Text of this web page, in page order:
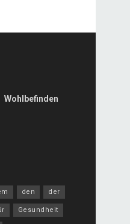
Wohlbefinden
den der
Gesundheit